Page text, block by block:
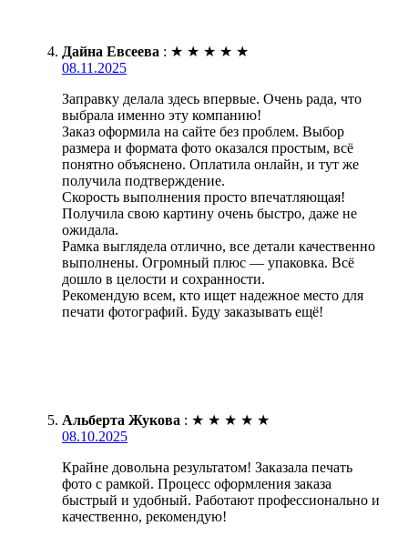
Дайна Евсеева : ★ ★ ★ ★ ★
08.11.2025
Заправку делала здесь впервые. Очень рада, что
выбрала именно эту компанию!
Заказ оформила на сайте без проблем. Выбор
размера и формата фото оказался простым, всё
понятно объяснено. Оплатила онлайн, и тут же
получила подтверждение.
Скорость выполнения просто впечатляющая!
Получила свою картину очень быстро, даже не
ожидала.
Рамка выглядела отлично, все детали качественно
выполнены. Огромный плюс — упаковка. Всё
дошло в целости и сохранности.
Рекомендую всем, кто ищет надежное место для
печати фотографий. Буду заказывать ещё!
Альберта Жукова : ★ ★ ★ ★ ★
08.10.2025
Крайне довольна результатом! Заказала печать
фото с рамкой. Процесс оформления заказа
быстрый и удобный. Работают профессионально и
качественно, рекомендую!